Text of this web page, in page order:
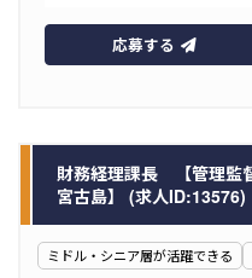
応募する
財務経理課長 【管理監
宮古島】 (求人ID:13576)
ミドル・シニア層が活躍できる